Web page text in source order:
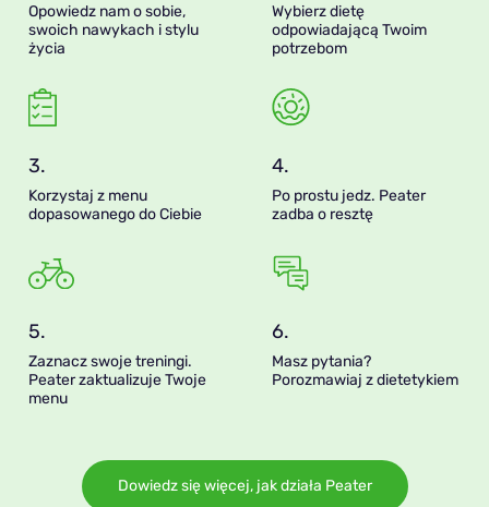
Opowiedz nam o sobie,
swoich nawykach i stylu
życia
Wybierz dietę
odpowiadającą Twoim
potrzebom
3.
Korzystaj z menu
dopasowanego do Ciebie
4.
Po prostu jedz. Peater
zadba o resztę
5.
Zaznacz swoje treningi.
Peater zaktualizuje Twoje
menu
6.
Masz pytania?
Porozmawiaj z dietetykiem
Dowiedz się więcej, jak działa Peater